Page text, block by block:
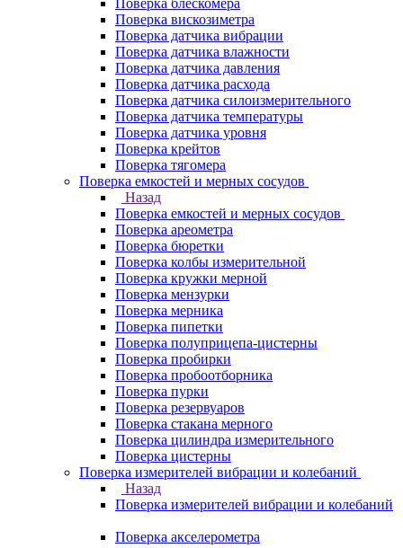
Поверка блескомера
Поверка вискозиметра
Поверка датчика вибрации
Поверка датчика влажности
Поверка датчика давления
Поверка датчика расхода
Поверка датчика силоизмерительного
Поверка датчика температуры
Поверка датчика уровня
Поверка крейтов
Поверка тягомера
Поверка емкостей и мерных сосудов
Назад
Поверка емкостей и мерных сосудов
Поверка ареометра
Поверка бюретки
Поверка колбы измерительной
Поверка кружки мерной
Поверка мензурки
Поверка мерника
Поверка пипетки
Поверка полуприцепа-цистерны
Поверка пробирки
Поверка пробоотборника
Поверка пурки
Поверка резервуаров
Поверка стакана мерного
Поверка цилиндра измерительного
Поверка цистерны
Поверка измерителей вибрации и колебаний
Назад
Поверка измерителей вибрации и колебаний
Поверка акселерометра